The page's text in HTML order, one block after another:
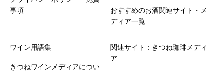
事項
おすすめのお酒関連サイト・メ
ディア一覧
ワイン用語集
きつねワインメディアについ
関連サイト：きつね珈琲メディ
ア